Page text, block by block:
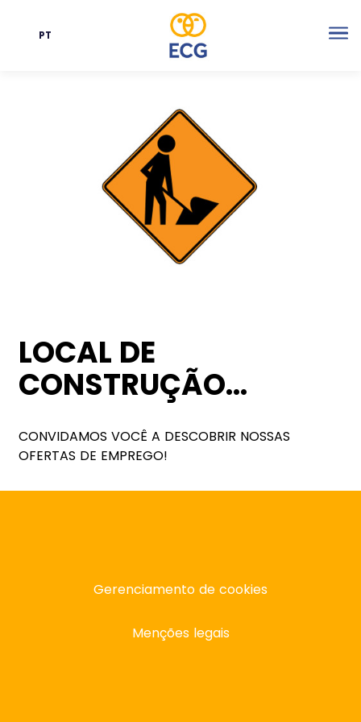
Idioma
PT
LOCAL DE
CONSTRUÇÃO…
CONVIDAMOS VOCÊ A DESCOBRIR NOSSAS
OFERTAS DE EMPREGO!
Gerenciamento de cookies
Menções legais